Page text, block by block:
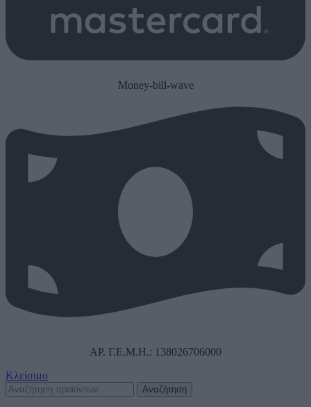
Money-bill-wave
ΑΡ. Γ.Ε.Μ.Η.: 138026706000
Κλείσιμο
Αναζήτηση